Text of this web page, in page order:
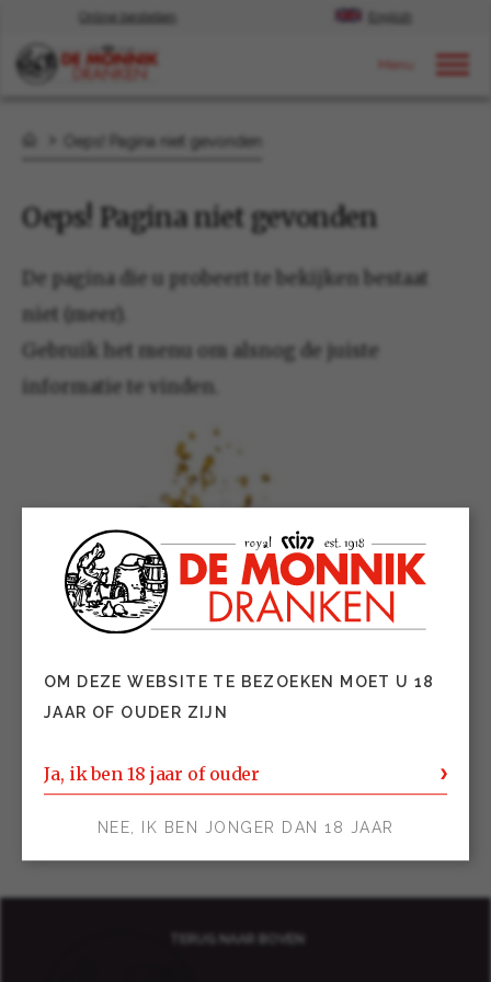
Online bestellen English
Oeps! Pagina niet gevonden
Oeps! Pagina niet gevonden
De pagina die u probeert te bekijken bestaat
niet (meer).
Gebruik het menu om alsnog de juiste
informatie te vinden.
OM DEZE WEBSITE TE BEZOEKEN MOET U 18
JAAR OF OUDER ZIJN
Ja, ik ben 18 jaar of ouder
NEE, IK BEN JONGER DAN 18 JAAR